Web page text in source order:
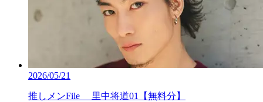
2026/05/21
推しメンFile 里中将道01【無料分】